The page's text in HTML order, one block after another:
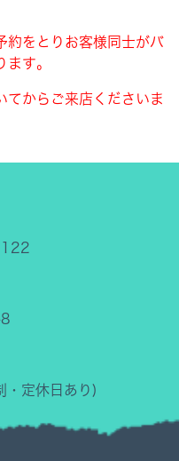
約をとりお客様同士がバ
す。
てからご来店くださいま
定休日あり)